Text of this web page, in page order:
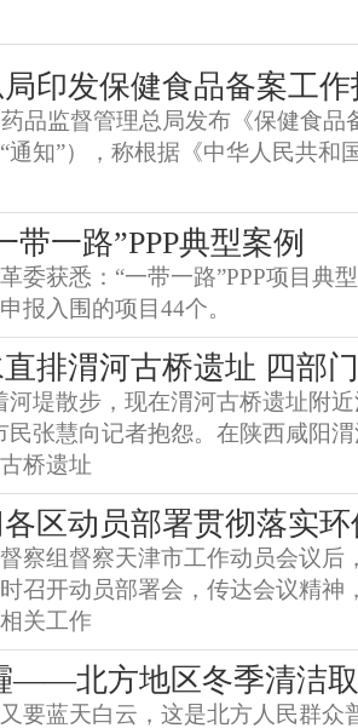
印发保健食品备案工
品监督管理总局发布《保健食品
通知”），称根据《中华人民共和
带一路”PPP典型案例
委获悉：“一带一路”PPP项目典
报入围的项目44个。
排渭河古桥遗址 四部
堤散步，现在渭河古桥遗址附
民张慧向记者抱怨。在陕西咸阳
桥遗址
区动员部署贯彻落实
察组督察天津市工作动员会议后
召开动员部署会，传达会议精神
关工作
——北方地区冬季清洁
要蓝天白云，这是北方人民群众